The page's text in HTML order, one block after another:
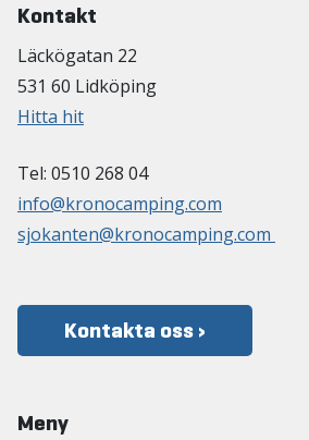
Kontakt
Läckögatan 22
531 60 Lidköping
Hitta hit
Tel: 0510 268 04
info@kronocamping.com
sjokanten@kronocamping.com
Kontakta oss ›
Meny